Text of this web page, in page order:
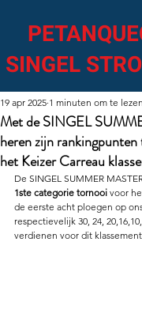
SINGEL
Met de SINGEL
heren zijn
het Keizer Carreau
19 apr 2025 1 minuten om te lezen
De SINGEL SUMMER
1ste categorie tornooi voor
de eerste acht ploegen op
respectievelijk 30, 24,
verdienen voor dit